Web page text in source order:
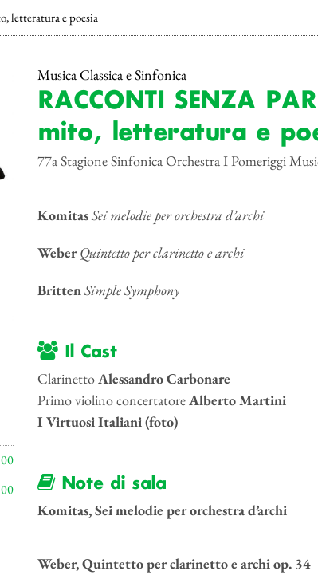
letteratura e poesia
Musica Classica e Sinfonica
RACCONTI SENZA
mito, letteratura e
77a Stagione Sinfonica Orchestra I Pomeriggi
KomitasSei melodie per orchestra d’archi
WeberQuintetto per clarinetto e archi
BrittenSimple Symphony
Il Cast
ClarinettoAlessandro Carbonare
Primo violino concertatoreAlberto Martini
I Virtuosi Italiani (foto)
Note di sala
Komitas, Sei melodie per orchestra d’archi
Weber, Quintetto per clarinetto e archi op. 34